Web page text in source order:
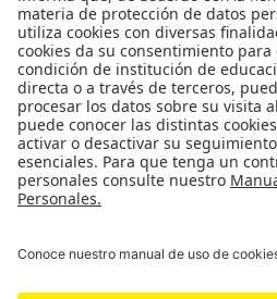
Medio ambiente
Medios y periodismo
Ciudad
Movilización social
¿Quiénes somos?
Podcasts